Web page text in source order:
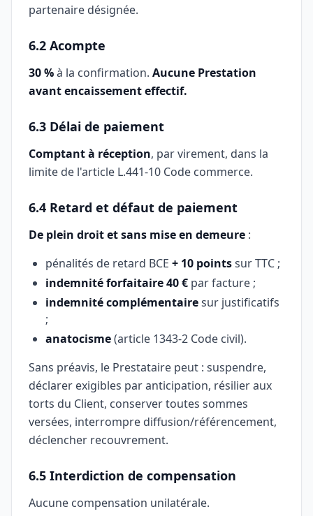
partenaire désignée.
6.2 Acompte
30 %à la confirmation. Aucune Prestation
avant encaissement effectif.
6.3 Délai de paiement
Comptant à réception, par virement, dans la
limite de l'article L.441-10 Code commerce.
6.4 Retard et défaut de paiement
De plein droit et sans mise en demeure :
pénalités de retard BCE + 10 pointssur TTC ;
indemnité forfaitaire 40 € par facture ;
indemnité complémentairesur justificatifs
;
anatocisme(article 1343-2 Code civil).
Sans préavis, le Prestataire peut : suspendre,
déclarer exigibles par anticipation, résilier aux
torts du Client, conserver toutes sommes
versées, interrompre diffusion/référencement,
déclencher recouvrement.
6.5 Interdiction de compensation
Aucune compensation unilatérale.